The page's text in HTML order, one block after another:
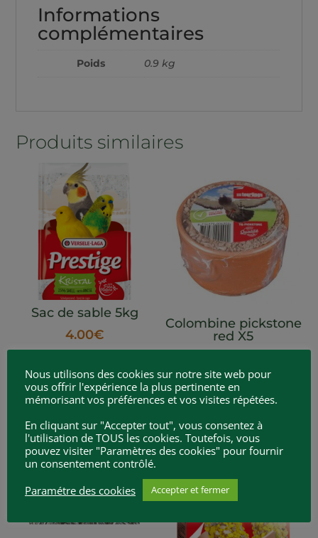
Informations
complémentaires
Poids 0.9 kg
Produits similaires
Sac de sable 5kg
4.00€
Colombine pickstone
red X5
Nous utilisons des cookies sur notre site web pour
vous offrir l'expérience la plus pertinente en
mémorisant vos préférences et vos visites répétées.
En cliquant sur "Accepter tout", vous consentez à
l'utilisation de TOUS les cookies. Toutefois, vous
pouvez visiter "Paramètres des cookies" pour fournir
un consentement contrôlé.
Paramétre des cookies
Accepter et fermer